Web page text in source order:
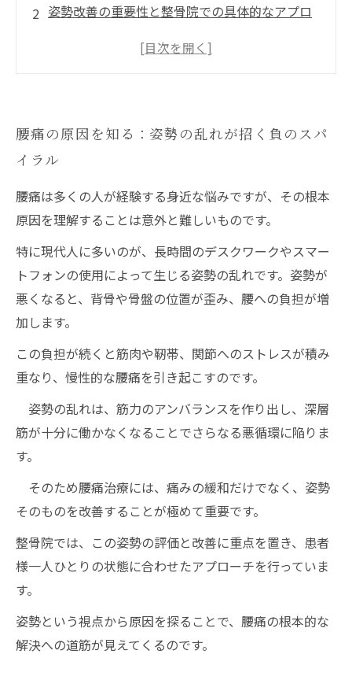
姿勢改善の重要性と整骨院での具体的なアプロ
EMSの仕組みと深層筋への効果的なアプローチ
整骨院で実践する腰痛根本治療の未来展望とま
とめ
腰痛の原因を知る：姿勢の乱れが招く負のスパ
イラル
腰痛は多くの人が経験する身近な悩みですが、その根本
原因を理解することは意外と難しいものです。
特に現代人に多いのが、長時間のデスクワークやスマー
トフォンの使用によって生じる姿勢の乱れです。姿勢が
悪くなると、背骨や骨盤の位置が歪み、腰への負担が増
加します。
この負担が続くと筋肉や靭帯、関節へのストレスが積み
重なり、慢性的な腰痛を引き起こすのです。
姿勢の乱れは、筋力のアンバランスを作り出し、深層
筋が十分に働かなくなることでさらなる悪循環に陥りま
す。
そのため腰痛治療には、痛みの緩和だけでなく、姿勢
そのものを改善することが極めて重要です。
整骨院では、この姿勢の評価と改善に重点を置き、患者
様一人ひとりの状態に合わせたアプローチを行っていま
す。
姿勢という視点から原因を探ることで、腰痛の根本的な
解決への道筋が見えてくるのです。